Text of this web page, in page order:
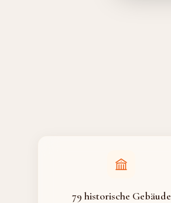
79 historische Gebäude